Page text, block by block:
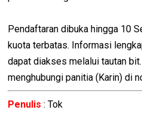
Pendaftaran dibuka hingga 10
kuota terbatas. Informasi
dapat diakses melalui tautan
menghubungi panitia (Karin) di
Penulis : Tok